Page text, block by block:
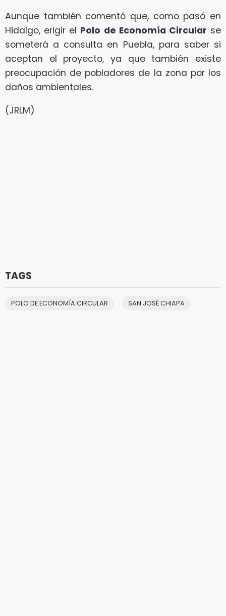
Aunque también comentó que, como pasó en
Hidalgo, erigir el Polo de Economía Circular se
someterá a consulta en Puebla, para saber si
aceptan el proyecto, ya que también existe
preocupación de pobladores de la zona por los
daños ambientales.
(JRLM)
TAGS
POLO DE ECONOMÍA CIRCULAR SAN JOSÉ CHIAPA